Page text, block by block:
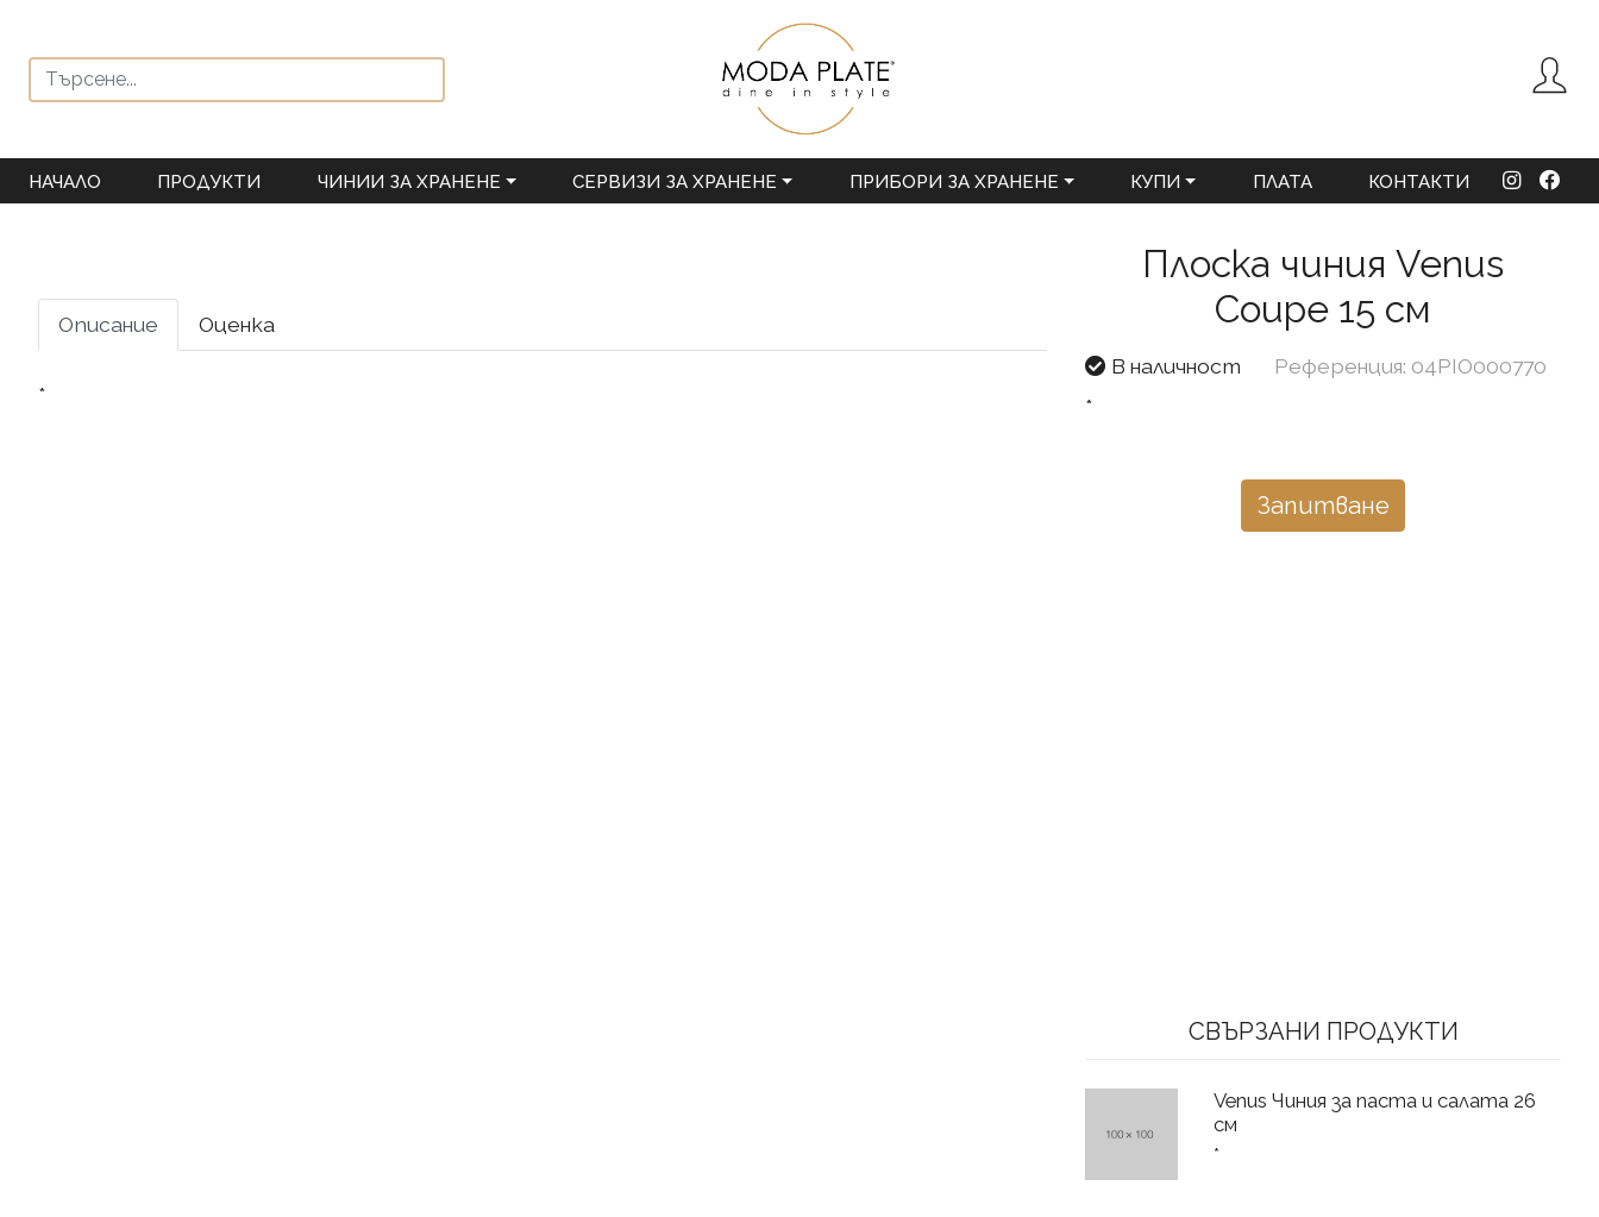
НАЧАЛО ПРОДУКТИ ЧИНИИ ЗА ХРАНЕНЕ СЕРВИЗИ ЗА ХРАНЕНЕ ПРИБОРИ ЗА ХРАНЕНЕ КУПИ ПЛАТА КОНТАКТИ
Плоска чиния Venus
Coupe 15 см
В наличност
Референция: 04PIO000770
*
Запитване
СВЪРЗАНИ ПРОДУКТИ
Venus Чиния за паста и салата 26
см
*
Описание Оценка
*